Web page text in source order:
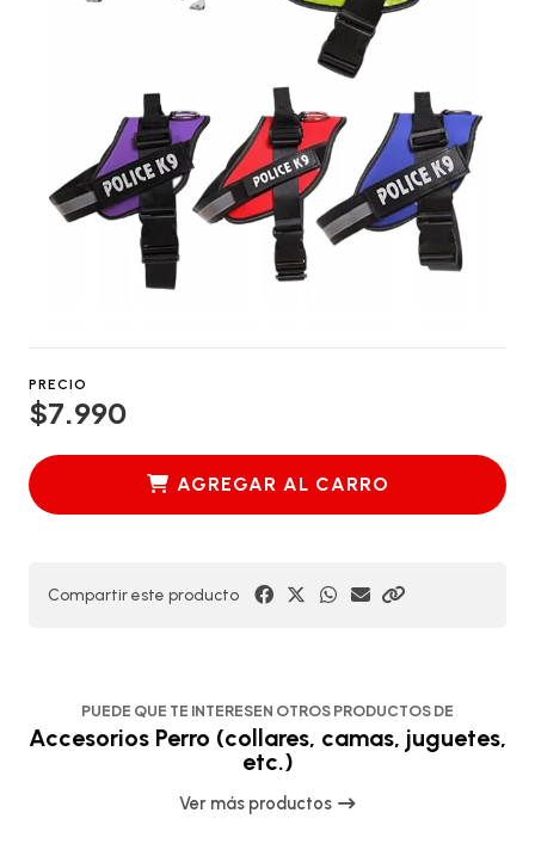
PRECIO
$7.990
AGREGAR AL CARRO
Compartir este producto
PUEDE QUE TE INTERESEN OTROS PRODUCTOS DE
Accesorios Perro (collares, camas, juguetes,
etc.)
Ver más productos